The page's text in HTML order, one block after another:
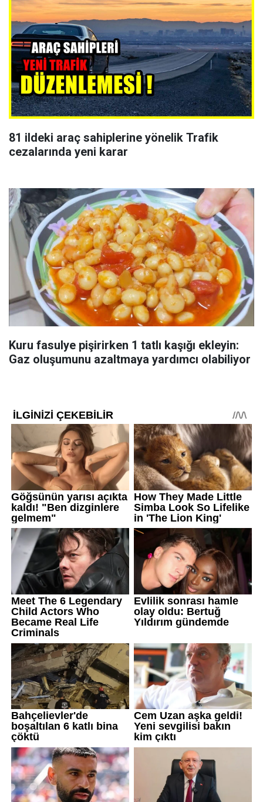
81 ildeki araç sahiplerine yönelik Trafik
cezalarında yeni karar
Kuru fasulye pişirirken 1 tatlı kaşığı ekleyin:
Gaz oluşumunu azaltmaya yardımcı olabiliyor